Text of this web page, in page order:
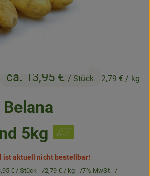
5kg
ca. 13,95 € / Stück 2,79 € / kg
ist aktuell nicht bestellbar!
€/ Stück 2,79 € / kg
7% MwSt